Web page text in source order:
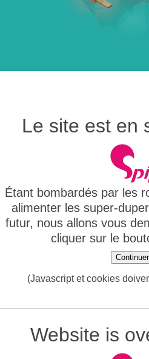
Le site est en
Étant bombardés par les
alimenter les super-
futur, nous allons vous
cliquer sur le
(Javascript et cookies
Website is